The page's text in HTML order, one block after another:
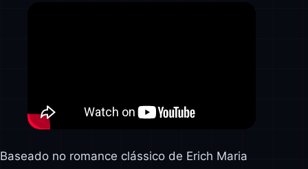
Baseado no romance clássico de Erich Maria